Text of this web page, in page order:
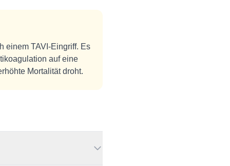
einem TAVI-Eingriff. Es
auf eine
Mortalität droht.